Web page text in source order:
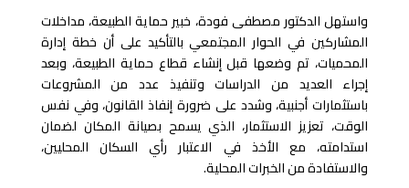
واستهل الدكتور مصطفى فودة، خبير حماية الطبيعة، مداخلات
المشاركين في الحوار المجتمعي بالتأكيد على أن خطة إدارة
المحميات، تم وضعها قبل إنشاء قطاع حماية الطبيعة، وبعد
إجراء العديد من الدراسات وتنفيذ عدد من المشروعات
باستثمارات أجنبية، وشدد على ضرورة إنفاذ القانون، وفي نفس
الوقت، تعزيز الاستثمار، الذي يسمح بصيانة المكان لضمان
استدامته، مع الأخذ في الاعتبار رأي السكان المحليين،
والاستفادة من الخبرات المحلية.